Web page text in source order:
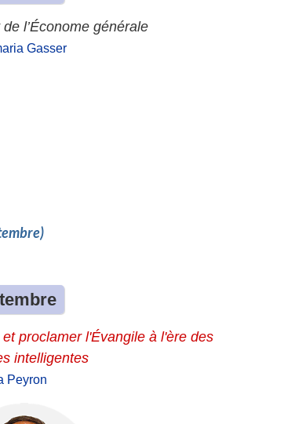
l’Économe générale
Gasser
proclamer l'Évangile à l'ère des
intelligentes
Peyron